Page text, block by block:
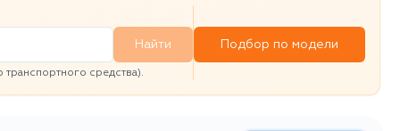
Найти
средства).
Подбор по модели